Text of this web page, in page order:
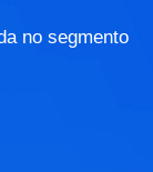
no segmento